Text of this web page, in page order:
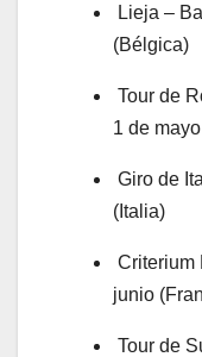
Lieja –
(Bélgica)
Tour de
1 de mayo
Giro de
(Italia)
junio
Tour de